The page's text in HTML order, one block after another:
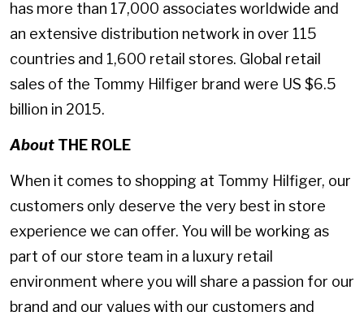
has more than 17,000 associates worldwide and
an extensive distribution network in over 115
countries and 1,600 retail stores. Global retail
sales of the Tommy Hilfiger brand were US $6.5
billion in 2015.
About THE ROLE
When it comes to shopping at Tommy Hilfiger, our
customers only deserve the very best in store
experience we can offer. You will be working as
part of our store team in a luxury retail
environment where you will share a passion for our
brand and our values with our customers and